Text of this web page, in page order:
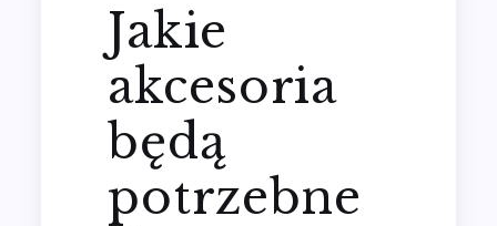
Jakie
akcesoria
będą
potrzebne